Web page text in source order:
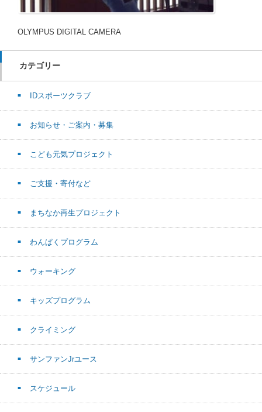
OLYMPUS DIGITAL CAMERA
カテゴリー
IDスポーツクラブ
お知らせ・ご案内・募集
こども元気プロジェクト
ご支援・寄付など
まちなか再生プロジェクト
わんぱくプログラム
ウォーキング
キッズプログラム
クライミング
サンファンJrユース
スケジュール